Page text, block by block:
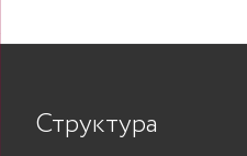
Структура